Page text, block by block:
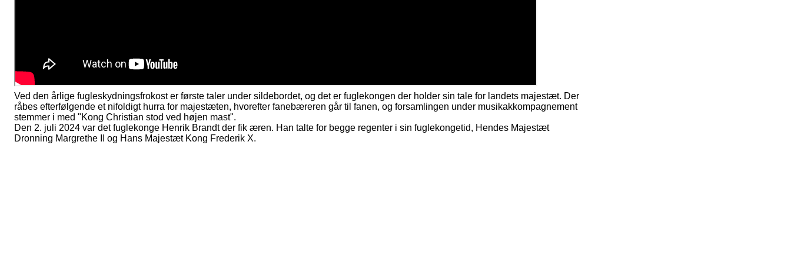
Ved den årlige fugleskydningsfrokost er første taler under sildebordet, og det er fuglekongen der holder sin tale for landets majestæt. Der
råbes efterfølgende et nifoldigt hurra for majestæten, hvorefter fanebæreren går til fanen, og forsamlingen under musikakkompagnement
stemmer i med "Kong Christian stod ved højen mast".
Den 2. juli 2024 var det fuglekonge Henrik Brandt der fik æren. Han talte for begge regenter i sin fuglekongetid, Hendes Majestæt
Dronning Margrethe II og Hans Majestæt Kong Frederik X.